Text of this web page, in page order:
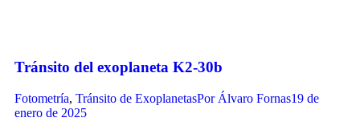
Tránsito del exoplaneta K2-30b
Fotometría, Tránsito de ExoplanetasPor Álvaro Fornas19 de
enero de 2025